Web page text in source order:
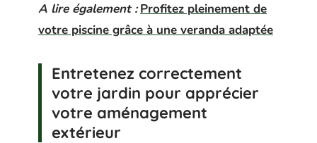
A lire également : Profitez pleinement de
votre piscine grâce à une veranda adaptée
Entretenez correctement
votre jardin pour apprécier
votre aménagement
extérieur